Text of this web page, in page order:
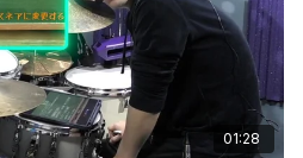
01:28